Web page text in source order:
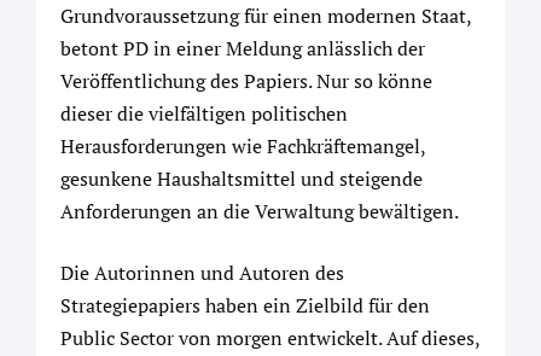
Grundvoraussetzung für einen modernen Staat,
betont PD in einer Meldung anlässlich der
Veröffentlichung des Papiers. Nur so könne
dieser die vielfältigen politischen
Herausforderungen wie Fachkräftemangel,
gesunkene Haushaltsmittel und steigende
Anforderungen an die Verwaltung bewältigen.
Die Autorinnen und Autoren des
Strategiepapiers haben ein Zielbild für den
Public Sector von morgen entwickelt. Auf dieses,